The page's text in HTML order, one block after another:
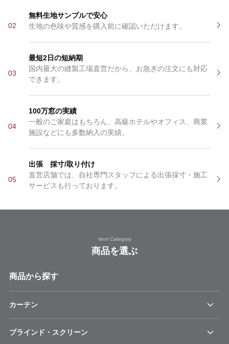
02
無料生地サンプルで安心
生地の色味や質感を購入前に確認いただけます。
03
最短2日の短納期
国内最大の縫製工場直営だから、お急ぎの注文にも対応
できます。
04
100万窓の実績
一般のご家庭はもちろん、高級ホテルやオフィス、商業
施設などにも多数納入の実績。
05
出張 採寸/取り付け
直営店舗では、自社専門スタッフによる出張採寸・施工
サービスも行っております。
Item Category
商品を選ぶ
商品から探す
カーテン
ブラインド・スクリーン